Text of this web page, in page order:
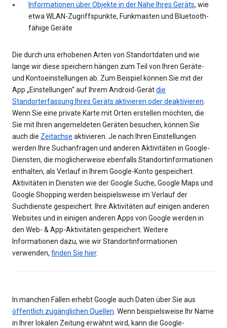
Informationen über Objekte in der Nähe Ihres Geräts, wie
etwa WLAN-Zugriffspunkte, Funkmasten und Bluetooth-
fähige Geräte
Die durch uns erhobenen Arten von Standortdaten und wie
lange wir diese speichern hängen zum Teil von Ihren Geräte-
und Kontoeinstellungen ab. Zum Beispiel können Sie mit der
App „Einstellungen“ auf Ihrem Android-Gerätdie
Standorterfassung Ihres Geräts aktivieren oder deaktivieren
Wenn Sie eine private Karte mit Orten erstellen möchten, die
Sie mit Ihren angemeldeten Geräten besuchen, können Sie
auch die Zeitachse aktivieren. Je nach Ihren Einstellungen
werden Ihre Suchanfragen und anderen Aktivitäten in Google-
Diensten, die möglicherweise ebenfalls Standortinformationen
enthalten, als Verlauf in Ihrem Google-Konto gespeichert.
Aktivitäten in Diensten wie der Google Suche, Google Maps und
Google Shopping werden beispielsweise im Verlauf der
Suchdienste gespeichert. Ihre Aktivitäten auf einigen anderen
Websites und in einigen anderen Apps von Google werden in
den Web- & App-Aktivitäten gespeichert. Weitere
Informationen dazu, wie wir Standortinformationen
verwenden, finden Sie hier.
In manchen Fällen erhebt Google auch Daten über Sie aus
öffentlich zugänglichen Quellen . Wenn beispielsweise Ihr Name
in Ihrer lokalen Zeitung erwähnt wird, kann die Google-